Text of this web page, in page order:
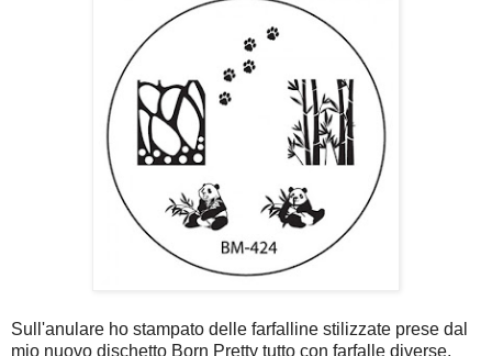
Sull'anulare ho stampato delle farfalline stilizzate prese dal
mio nuovo dischetto Born Pretty tutto con farfalle diverse,